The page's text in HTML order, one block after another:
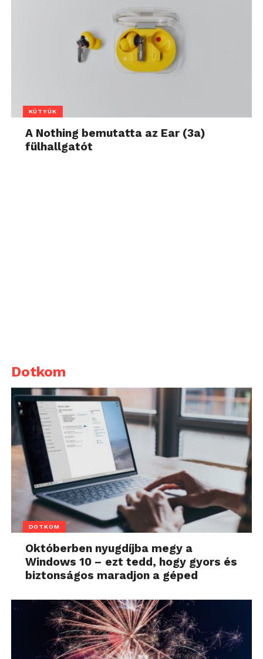
KÜTYÜK
A Nothing bemutatta az Ear (3a)
fülhallgatót
Dotkom
DOTKOM
Októberben nyugdíjba megy a
Windows 10 – ezt tedd, hogy gyors és
biztonságos maradjon a géped